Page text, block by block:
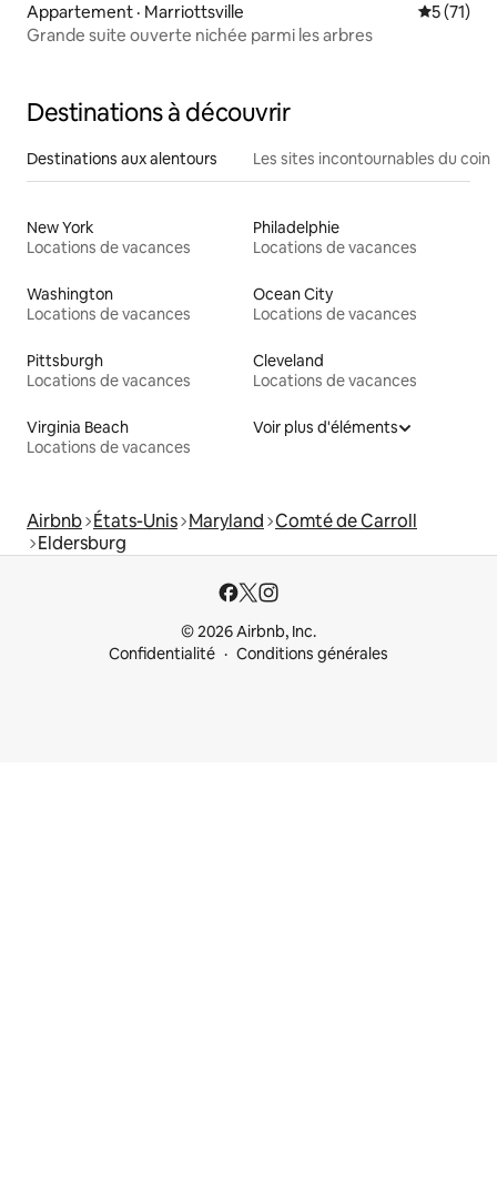
Appartement · Marriottsville Note
5 (71)
Grande suite ouverte nichée parmi les arbres
Destinations à découvrir
Destinations aux alentours Les sites incontournables du coin
New York
Locations de vacances
Philadelphie
Locations de vacances
Washington
Locations de vacances
Ocean City
Locations de vacances
Pittsburgh
Locations de vacances
Cleveland
Locations de vacances
Virginia Beach
Locations de vacances
Voir plus d'éléments
Airbnb États-Unis Maryland Comté de Carroll
Eldersburg
© 2026 Airbnb, Inc.
Confidentialité
Conditions générales